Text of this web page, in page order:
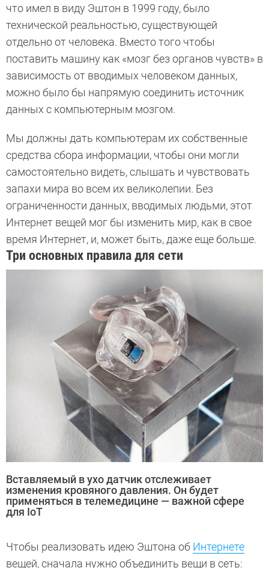
что имел в виду Эштон в 1999 году, было
технической реальностью, существующей
отдельно от человека. Вместо того чтобы
поставить машину как «мозг без органов чувств» в
зависимость от вводимых человеком данных,
можно было бы напрямую соединить источник
данных с компьютерным мозгом.
Мы должны дать компьютерам их собственные
средства сбора информации, чтобы они могли
самостоятельно видеть, слышать и чувствовать
запахи мира во всем их великолепии. Без
ограниченности данных, вводимых людьми, этот
Интернет вещей мог бы изменить мир, как в свое
время Интернет, и, может быть, даже еще больше.
Три основных правила для сети
Вставляемый в ухо датчик отслеживает
изменения кровяного давления. Он будет
применяться в телемедицине — важной сфере
для IoT
Чтобы реализовать идею Эштона об Интернете
вещей, сначала нужно объединить вещи в сеть: